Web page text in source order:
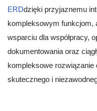
ERDdzięki przyjaznemu
kompleksowym funkcjom,
wsparciu dla współpracy,
dokumentowania oraz
kompleksowe
skutecznego i